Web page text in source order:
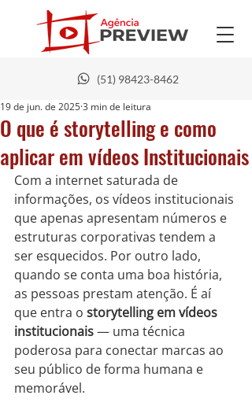
(51) 98423-8462
O que é storytelling e como
aplicar em vídeos Institucionais
19 de jun. de 20253 min de leitura
Com a internet saturada de
informações, os vídeos institucionais
que apenas apresentam números e
estruturas corporativas tendem a
ser esquecidos. Por outro lado,
quando se conta uma boa história,
as pessoas prestam atenção. É aí
que entra o storytelling em vídeos
institucionais — uma técnica
poderosa para conectar marcas ao
seu público de forma humana e
memorável.